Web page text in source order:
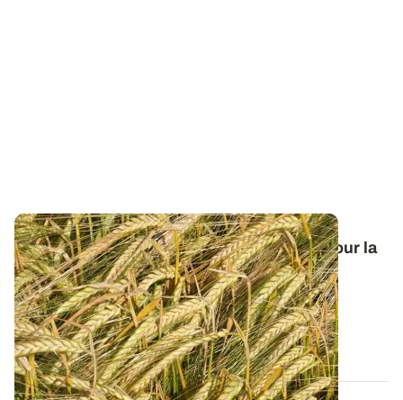
Orge de printemps : nos préconisations pour la
campagne 2026
Retrouvez tous les résultats d’essais de la dernière
campagne et nos préconisations pour...
13 FÉVR. 2026